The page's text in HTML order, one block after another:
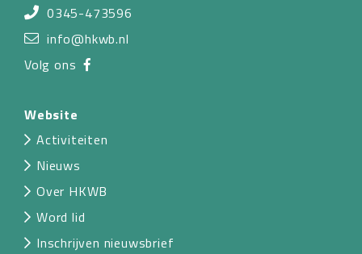
0345-473596
info@hkwb.nl
Volg ons
Website
Activiteiten
Nieuws
Over HKWB
Word lid
Inschrijven nieuwsbrief